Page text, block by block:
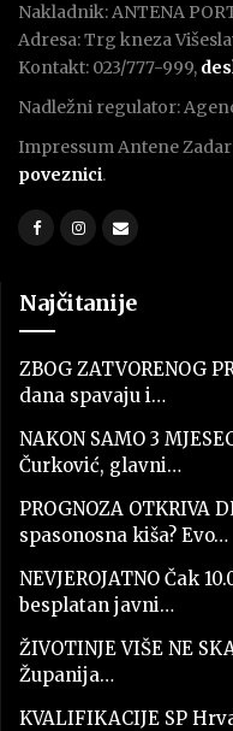
Nakladnik: ANTENA
Adresa: Trg kneza
Kontakt: 023/777-999,
Nadležni regulator:
Impressum Antene
poveznici.
Najčitanije
ZBOG ZATVORENOG
dana spavaju i…
NAKON SAMO 3
Čurković, glavni…
PROGNOZA OTKRIVA
spasonosna kiša? Evo…
NEVJEROJATNO Čak
besplatan javni…
ŽIVOTINJE VIŠE NE
Županija…
KVALIFIKACIJE SP